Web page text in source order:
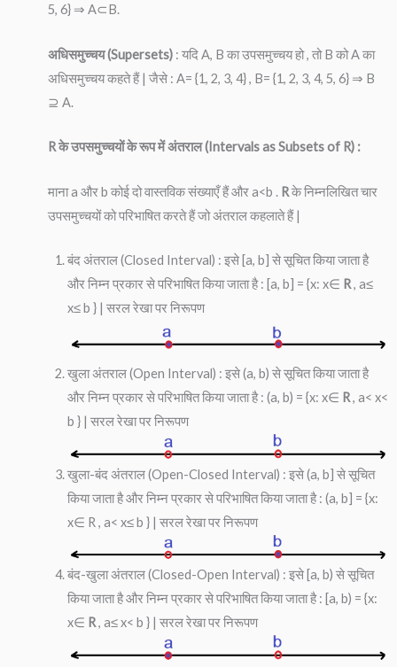
5, 6} ⇒ A⊂B.
अधिसमुच्चय (Supersets): यदि A, B का उपसमुच्चय हो , तो B को A का
अधिसमुच्चय कहते हैं | जैसे : A= {1, 2, 3, 4} , B= {1, 2, 3, 4, 5, 6} ⇒ B
⊇ A.
R के उपसमुच्चयों के रूप में अंतराल (Intervals as Subsets of R) :
माना a और b कोई दो वास्तविक संख्याएँ हैं और a<b . Rके निम्नलिखित चार
उपसमुच्चयों को परिभाषित करते हैं जो अंतराल कहलाते हैं |
बंद अंतराल (Closed Interval) : इसे [a, b] से सूचित किया जाता है
और निम्न प्रकार से परिभाषित किया जाता है : [a, b] = {x: x∈ R, a≤
x≤ b } | सरल रेखा पर निरूपण
खुला अंतराल (Open Interval) : इसे (a, b) से सूचित किया जाता है
और निम्न प्रकार से परिभाषित किया जाता है : (a, b) = {x: x∈ R, a< x<
b } | सरल रेखा पर निरूपण
खुला-बंद अंतराल (Open-Closed Interval) : इसे (a, b] से सूचित
किया जाता है और निम्न प्रकार से परिभाषित किया जाता है : (a, b] = {x:
x∈ R , a< x≤ b } | सरल रेखा पर निरूपण
बंद-खुला अंतराल (Closed-Open Interval) : इसे [a, b) से सूचित
किया जाता है और निम्न प्रकार से परिभाषित किया जाता है : [a, b) = {x:
x∈ R, a≤ x< b } | सरल रेखा पर निरूपण